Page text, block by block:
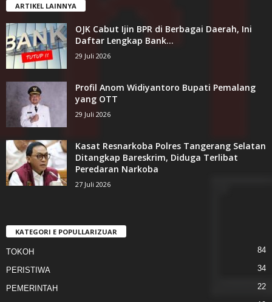
ARTIKEL LAINNYA
OJK Cabut Ijin BPR di Berbagai Daerah, Ini
Daftar Lengkap Bank...
29 Juli 2026
Profil Anom Widiyantoro Bupati Pemalang
yang OTT
29 Juli 2026
Kasat Resnarkoba Polres Tangerang Selatan
Ditangkap Bareskrim, Diduga Terlibat
Peredaran Narkoba
27 Juli 2026
KATEGORI E POPULLARIZUAR
TOKOH 84
PERISTIWA 34
PEMERINTAH
22